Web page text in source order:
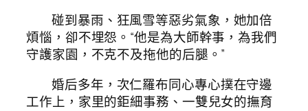
碰到暴雨、狂風雪等惡劣氣象，她加倍
煩惱，卻不埋怨。“他是為大師幹事，為我們
守護家園，不克不及拖他的后腿。”
婚后多年，次仁羅布同心專心撲在守邊
工作上，家里的鉅細事務、一雙兒女的撫育